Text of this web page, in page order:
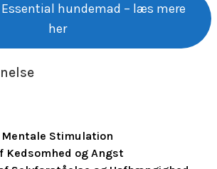
hundemad – læs mere
her
Mentale Stimulation
Kedsomhed og Angst